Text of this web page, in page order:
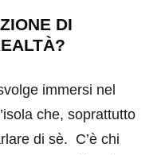
DI
immersi nel
che, soprattutto
di sè. C’è chi